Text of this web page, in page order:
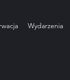
Wydarzenia